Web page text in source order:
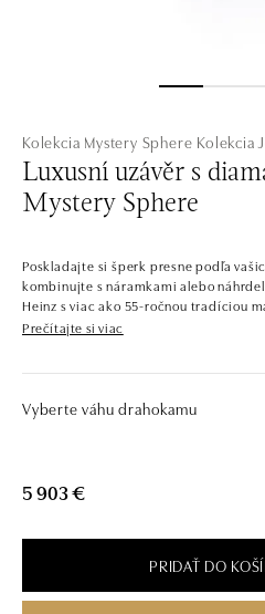
Kolekcia Mystery Sphere Kolekcia
Luxusní uzávěr s
Mystery Sphere
Poskladajte si šperk presne podľa
kombinujte s náramkami alebo
Heinz s viac ako 55-ročnou tradíciou
inováciou. Multifunkčné legendárne
Nemecká značka Jörg Heinz, s viac
majstrovsky spája eleganciu s
tančiacimi diamantmi, sú technicky
pohľad očaria, na druhý prekvapia.
Prečítajte si viac
Vyberte váhu drahokamu
5 903 €
PRIDAŤ DO